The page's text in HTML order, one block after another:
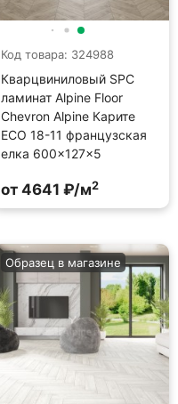
Код товара: 324988
Кварцвиниловый SPC
ламинат Alpine Floor
Chevron Alpine Карите
ECO 18-11 французская
елка 600×127×5
от 4641 ₽/м2
Образец в магазине